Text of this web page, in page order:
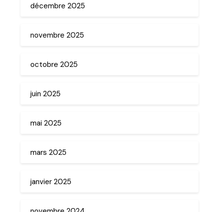
décembre 2025
novembre 2025
octobre 2025
juin 2025
mai 2025
mars 2025
janvier 2025